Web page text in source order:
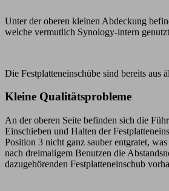
Unter der oberen kleinen Abdeckung
welche vermutlich Synology-intern
Die Festplatteneinschübe sind bereits aus
Kleine Qualitätsprobleme
An der oberen Seite befinden sich die
Einschieben und Halten der
Position 3 nicht ganz sauber entgratet,
nach dreimaligem Benutzen die
dazugehörenden Festplatteneinschub